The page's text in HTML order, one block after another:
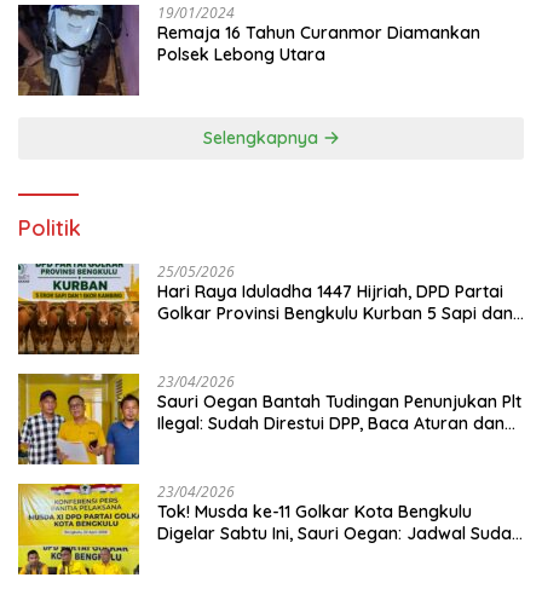
19/01/2024
Remaja 16 Tahun Curanmor Diamankan
Polsek Lebong Utara
Selengkapnya
Politik
25/05/2026
Hari Raya Iduladha 1447 Hijriah, DPD Partai
Golkar Provinsi Bengkulu Kurban 5 Sapi dan 1
23/04/2026
Sauri Oegan Bantah Tudingan Penunjukan Plt
Ilegal: Sudah Direstui DPP, Baca Aturan dan
23/04/2026
‎Tok! Musda ke-11 Golkar Kota Bengkulu
Digelar Sabtu Ini, Sauri Oegan: Jadwal Sudah